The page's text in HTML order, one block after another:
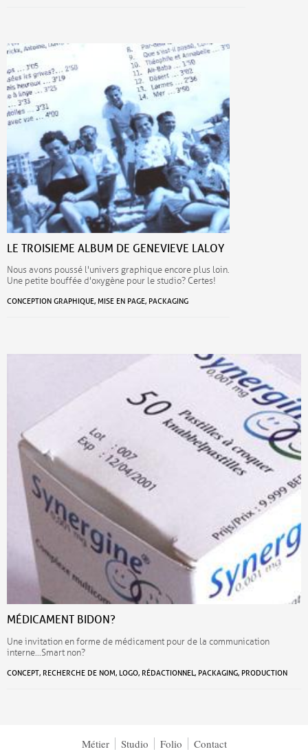
LE TROISIEME ALBUM DE GENEVIEVE LALOY
Nous avons poussé l'univers graphique encore plus loin.
Une petite bouffée d'oxygène pour le studio? Certes!
CONCEPTION GRAPHIQUE, MISE EN PAGE, PACKAGING
MÉDICAMENT BIDON?
Une invitation en forme de médicament pour de la communication
interne…Smart non?
CONCEPT, RECHERCHE DE NOM, LOGO, RÉDACTIONNEL, PACKAGING, PRODUCTION
Métier Studio Folio Contact